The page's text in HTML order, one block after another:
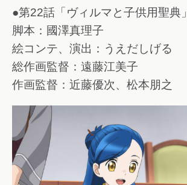
●第22話「ヴィルマと子供用聖典」
脚本：國澤真理子
絵コンテ、演出：うえだしげる
総作画監督：遠藤江美子
作画監督：近藤優次、松本朋之